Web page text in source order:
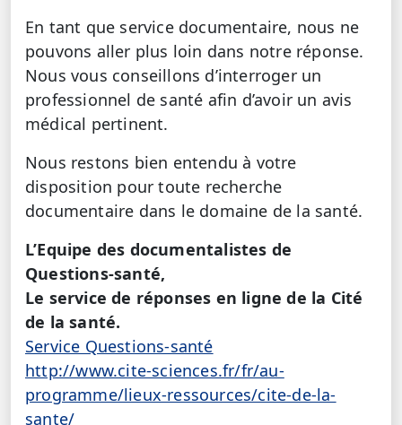
En tant que service documentaire, nous ne
pouvons aller plus loin dans notre réponse.
Nous vous conseillons d’interroger un
professionnel de santé afin d’avoir un avis
médical pertinent.
Nous restons bien entendu à votre
disposition pour toute recherche
documentaire dans le domaine de la santé.
L’Equipe des documentalistes de
Questions-santé,
Le service de réponses en ligne de la Cité
de la santé.
Service Questions-santé
http://www.cite-sciences.fr/fr/au-
programme/lieux-ressources/cite-de-la-
sante/